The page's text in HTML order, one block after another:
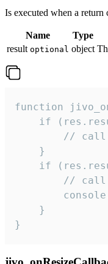
Is executed when a return
Name Type
result optional object
function
if
//
    }
if
//
    }
}